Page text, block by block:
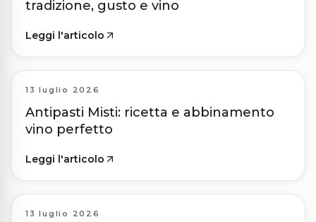
tradizione, gusto e vino
Leggi l'articolo
13 luglio 2026
Antipasti Misti: ricetta e abbinamento
vino perfetto
Leggi l'articolo
13 luglio 2026